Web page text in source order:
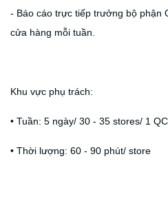
- Báo cáo trực tiếp trưởng bộ phận
cửa hàng mỗi tuần.
Khu vực phụ trách:
• Tuần: 5 ngày/ 30 - 35 stores/ 1 QC
• Thời lượng: 60 - 90 phút/ store